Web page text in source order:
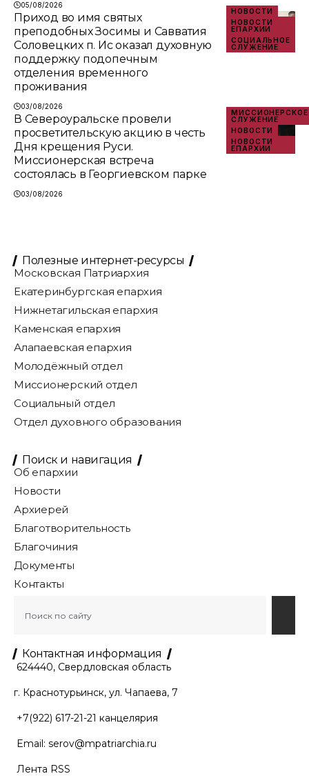
05/08/2026
НОВОСТИ
НОВОСТИ
ЕПАРХИИ
СОЦИАЛЬНОЕ
СЛУЖЕНИЕ
Приход во имя святых
преподобных Зосимы и Савватия
Соловецких п. Ис оказал духовную
поддержку подопечным
отделения временного
проживания
03/08/2026
МИССИОНЕРСКОЕ
СЛУЖЕНИЕ
НОВОСТИ
НОВОСТИ
ЕПАРХИИ
В Североуральске провели
просветительскую акцию в честь
Дня крещения Руси.
Миссионерская встреча
состоялась в Георгиевском парке
03/08/2026
Полезные интернет-ресурсы
Московская Патриархия
Екатеринбургская епархия
Нижнетагильская епархия
Каменская епархия
Алапаевская епархия
Молодёжный отдел
Миссионерский отдел
Социальный отдел
Отдел духовного образования
Поиск и навигация
Об епархии
Новости
Архиерей
Благотворительность
Благочиния
Документы
Контакты
Контактная информация
624440, Свердловская область
г. Краснотурьинск, ул. Чапаева, 7
+7(922) 617-21-21 канцелярия
Email: serov@mpatriarchia.ru
Лента RSS